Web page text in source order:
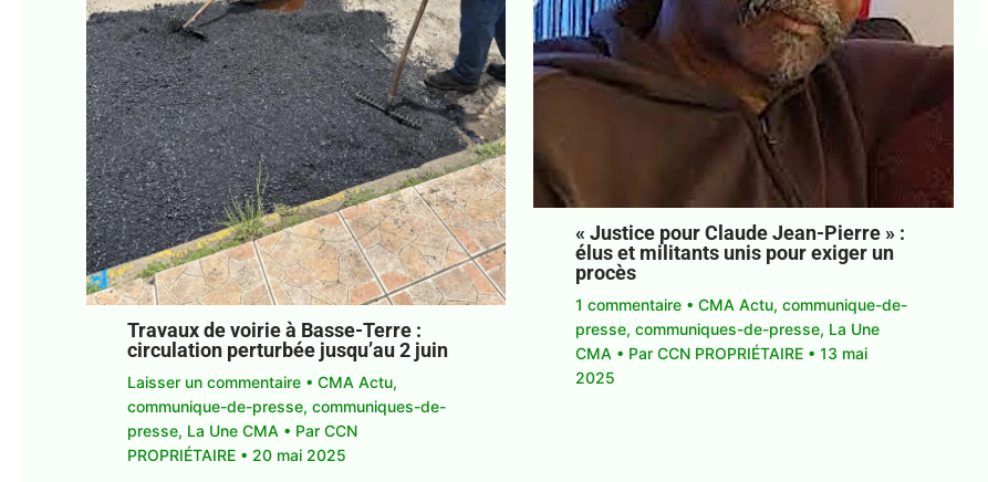
Travaux de voirie à Basse-Terre :
circulation perturbée jusqu’au 2 juin
Laisser un commentaire •CMA Actu,
communique-de-presse,communiques-de-
presse, La Une CMA • ParCCN
PROPRIÉTAIRE • 20 mai 2025
« Justice pour Claude Jean-Pierre » :
élus et militants unis pour exiger un
procès
1 commentaire •CMA Actu,communique-de-
presse,communiques-de-presse, La Une
CMA • ParCCN PROPRIÉTAIRE •13 mai
2025